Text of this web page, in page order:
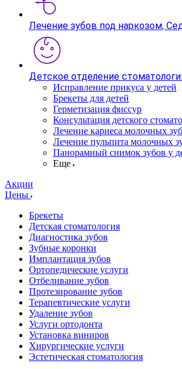
Лечение зубов под наркозом,
Детское отделение
Исправление прикуса у детей
Брекеты для детей
Герметизация фиссур
Консультация детского
Лечение кариеса молочных
Лечение пульпита молочных
Панорамный снимок зубов у
Еще
Акции
Цены
Брекеты
Детская стоматология
Диагностика зубов
Зубные коронки
Имплантация зубов
Ортопедические услуги
Отбеливание зубов
Протезирование зубов
Терапевтические услуги
Удаление зубов
Услуги ортодонта
Установка виниров
Хирургические услуги
Эстетическая стоматология